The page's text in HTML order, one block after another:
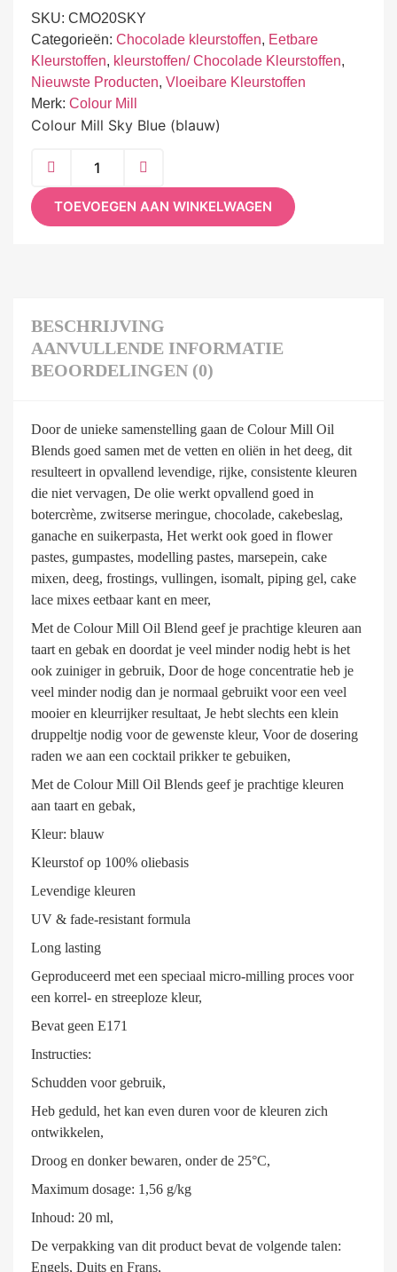
SKU: CMO20SKY
Categorieën: Chocolade kleurstoffen, Eetbare
Kleurstoffen, kleurstoffen/ Chocolade Kleurstoffen,
Nieuwste Producten, Vloeibare Kleurstoffen
Merk: Colour Mill
Colour Mill Sky Blue (blauw)
TOEVOEGEN AAN WINKELWAGEN
BESCHRIJVING
AANVULLENDE INFORMATIE
BEOORDELINGEN (0)
Door de unieke samenstelling gaan de Colour Mill Oil
Blends goed samen met de vetten en oliën in het deeg, dit
resulteert in opvallend levendige, rijke, consistente kleuren
die niet vervagen, De olie werkt opvallend goed in
botercrème, zwitserse meringue, chocolade, cakebeslag,
ganache en suikerpasta, Het werkt ook goed in flower
pastes, gumpastes, modelling pastes, marsepein, cake
mixen, deeg, frostings, vullingen, isomalt, piping gel, cake
lace mixes eetbaar kant en meer,
Met de Colour Mill Oil Blend geef je prachtige kleuren aan
taart en gebak en doordat je veel minder nodig hebt is het
ook zuiniger in gebruik, Door de hoge concentratie heb je
veel minder nodig dan je normaal gebruikt voor een veel
mooier en kleurrijker resultaat, Je hebt slechts een klein
druppeltje nodig voor de gewenste kleur, Voor de dosering
raden we aan een cocktail prikker te gebuiken,
Met de Colour Mill Oil Blends geef je prachtige kleuren
aan taart en gebak,
Kleur: blauw
Kleurstof op 100% oliebasis
Levendige kleuren
UV & fade-resistant formula
Long lasting
Geproduceerd met een speciaal micro-milling proces voor
een korrel- en streeploze kleur,
Bevat geen E171
Instructies:
Schudden voor gebruik,
Heb geduld, het kan even duren voor de kleuren zich
ontwikkelen,
Droog en donker bewaren, onder de 25°C,
Maximum dosage: 1,56 g/kg
Inhoud: 20 ml,
De verpakking van dit product bevat de volgende talen:
Engels, Duits en Frans,